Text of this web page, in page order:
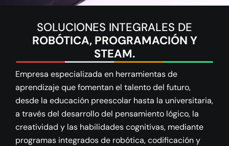
SOLUCIONES INTEGRALES DE
ROBÓTICA, PROGRAMACIÓN Y
STEAM.
Empresa especializada en herramientas de
aprendizaje que fomentan el talento del futuro,
desde la educación preescolar hasta la universitaria,
a través del desarrollo del pensamiento lógico, la
creatividad y las habilidades cognitivas, mediante
programas integrados de robótica, codificación y